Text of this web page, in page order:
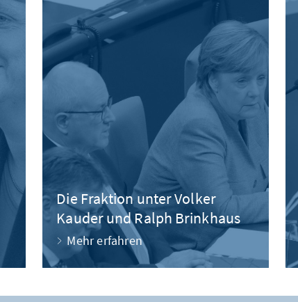
Die Fraktion unter Volker
Kauder und Ralph Brinkhaus
Mehr erfahren